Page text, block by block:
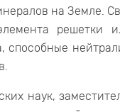
на Земле.
решетки
способные
наук,